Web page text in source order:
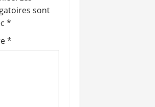
sont
*
*